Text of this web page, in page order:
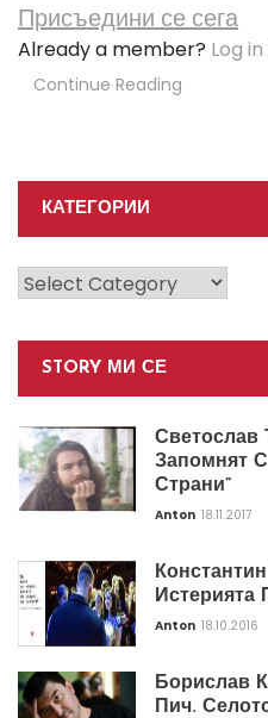
Присъедини се сега
Already a member? Log
Continue Reading
КАТЕГОРИИ
Категории
STORY МИ СЕ
Светослав
Запомнят
Страни”
Anton 18.11.2017
Anton 18.10.2016
Борислав
Пич.